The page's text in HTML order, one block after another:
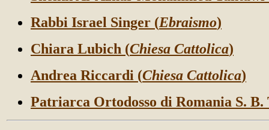
Rabbi Israel Singer (Ebraismo)
Chiara Lubich (Chiesa Cattolica)
Andrea Riccardi (Chiesa Cattolica)
Patriarca Ortodosso di Romania S. B.